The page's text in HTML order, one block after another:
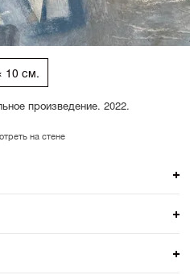
10 см.
произведение. 2022.
на стене
мы
Для товаров
не
можете выбрать и
На сайте доступен